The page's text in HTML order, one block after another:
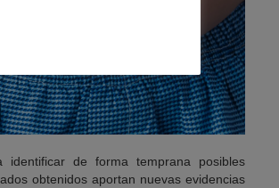
identificar de forma temprana posibles
obtenidos aportan nuevas evidencias